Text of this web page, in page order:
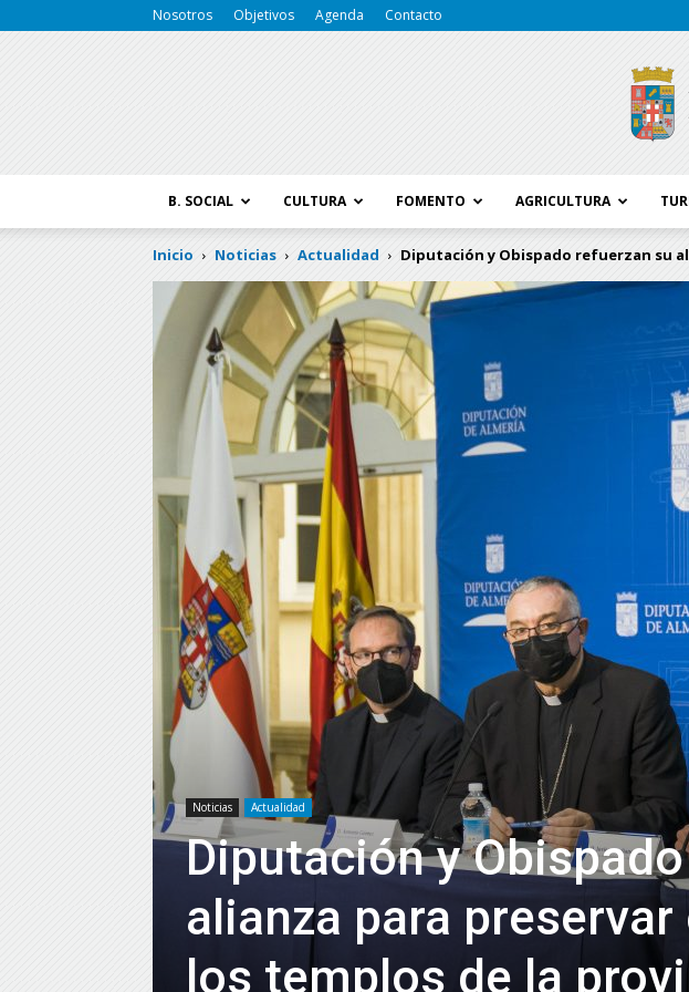
Nosotros Objetivos Agenda Contacto
B. SOCIAL CULTURA FOMENTO AGRICULTURA
Inicio Noticias Actualidad Diputación y Obispado refuerzan su
Noticias Actualidad
Diputación y
alianza para
los templos de la